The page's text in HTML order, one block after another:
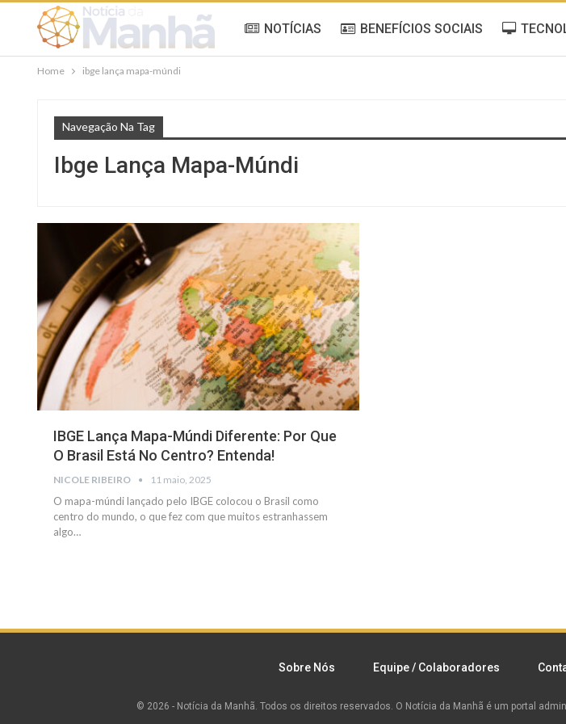
NOTÍCIAS BENEFÍCIOS SOCIAIS
Home ibge lança mapa-múndi
Navegação Na Tag
Ibge Lança Mapa-Múndi
IBGE Lança Mapa-Múndi Diferente: Por Que
O Brasil Está No Centro? Entenda!
NICOLE RIBEIRO 11 maio, 2025
O mapa-múndi lançado pelo IBGE colocou o Brasil como
centro do mundo, o que fez com que muitos estranhassem
algo…
Sobre Nós Equipe / Colaboradores
© 2026 - Notícia da Manhã. Todos os direitos reservados. O Notícia da Manhã é um portal